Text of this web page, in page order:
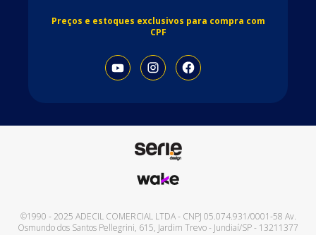
Preços e estoques exclusivos para compra com
CPF
©1990 - 2025 ADECIL COMERCIAL LTDA- CNPJ 05.074.931/0001-58 Av.
Osmundo dos Santos Pellegrini, 615, Jardim Trevo- Jundiaí/SP- 13211377